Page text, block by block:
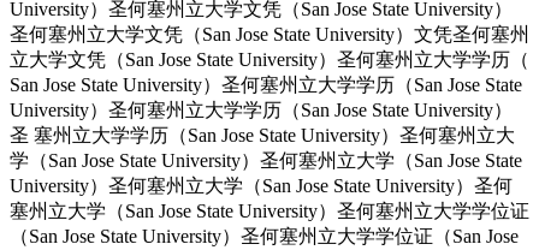
University）圣何塞州立大学文凭（San Jose State University）
圣何塞州立大学文凭（San Jose State University）文凭圣何塞州
立大学文凭（San Jose State University）圣何塞州立大学学历（
San Jose State University）圣何塞州立大学学历（San Jose State
University）圣何塞州立大学学历（San Jose State University）
圣 塞州立大学学历（San Jose State University）圣何塞州立大
学（San Jose State University）圣何塞州立大学（San Jose State
University）圣何塞州立大学（San Jose State University）圣何
塞州立大学（San Jose State University）圣何塞州立大学学位证
（San Jose State University）圣何塞州立大学学位证（San Jose